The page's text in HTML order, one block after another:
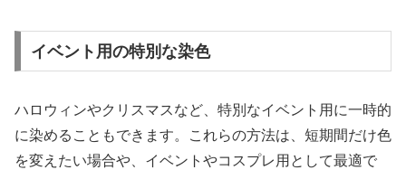
イベント用の特別な染色
ハロウィンやクリスマスなど、特別なイベント用に一時的
に染めることもできます。これらの方法は、短期間だけ色
を変えたい場合や、イベントやコスプレ用として最適で